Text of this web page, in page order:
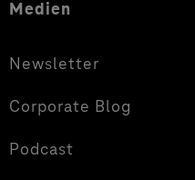
Medien
Newsletter
Corporate Blog
Podcast